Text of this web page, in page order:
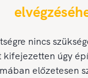
nincs
kifejezetten úgy
előzetesen